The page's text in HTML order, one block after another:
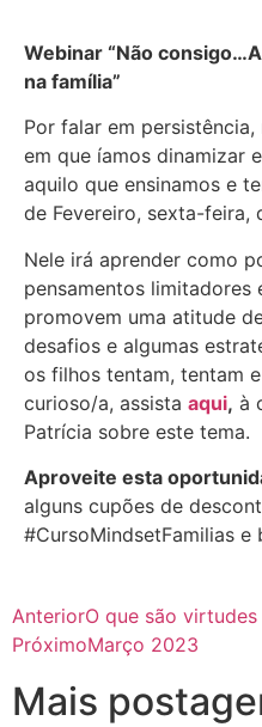
Webinar “Não
na família”
Por falar em
em que íamos dinamizar
aquilo que ensinamos e
de Fevereiro, sexta-feira,
Nele irá aprender como
pensamentos limitadores
promovem uma atitude
desafios e algumas
os filhos tentam, tentam
curioso/a, assista aqui, à
Patrícia sobre este tema.
Aproveite esta
alguns cupões de
#CursoMindsetFamilias
AnteriorO que são
PróximoMarço 2023
Mais